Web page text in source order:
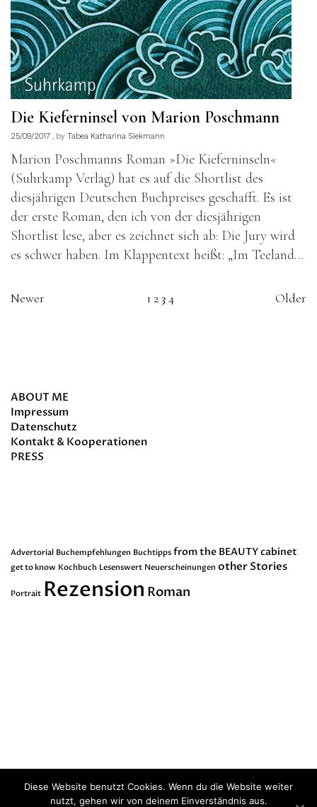
Die Kieferninsel von Marion Poschmann
25/09/2017 by Tabea Katharina Siekmann
Marion Poschmanns Roman »Die Kieferninseln«
(Suhrkamp Verlag) hat es auf die Shortlist des
diesjährigen Deutschen Buchpreises geschafft. Es ist
der erste Roman, den ich von der diesjährigen
Shortlist lese, aber es zeichnet sich ab: Die Jury wird
es schwer haben. Im Klappentext heißt: „Im Teeland…
Newer 1 2 3 4 Older
ABOUT ME
Impressum
Datenschutz
Kontakt & Kooperationen
PRESS
Advertorial Buchempfehlungen Buchtipps from the BEAUTY cabinet
get to know Kochbuch Lesenswert Neuerscheinungen other Stories
Portrait Rezension Roman
Diese Website benutzt Cookies. Wenn du die Website weiter
nutzt, gehen wir von deinem Einverständnis aus.